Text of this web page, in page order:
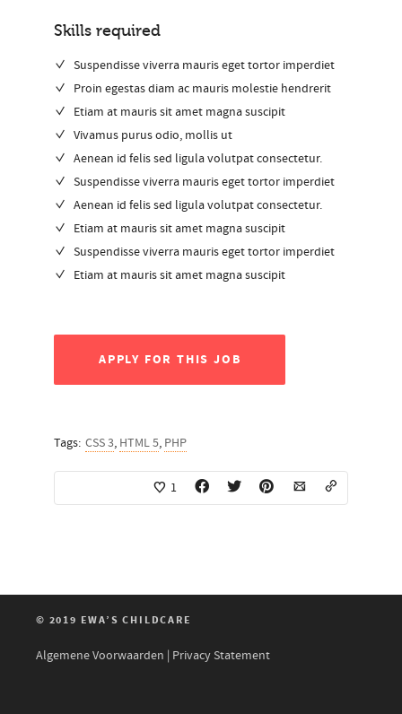
Skills required
Suspendisse viverra mauris eget tortor imperdiet
Proin egestas diam ac mauris molestie hendrerit
Etiam at mauris sit amet magna suscipit
Vivamus purus odio, mollis ut
Aenean id felis sed ligula volutpat consectetur.
Suspendisse viverra mauris eget tortor imperdiet
Aenean id felis sed ligula volutpat consectetur.
Etiam at mauris sit amet magna suscipit
Suspendisse viverra mauris eget tortor imperdiet
Etiam at mauris sit amet magna suscipit
APPLY FOR THIS JOB
Tags: CSS 3, HTML 5, PHP
1
© 2019 EWA’S CHILDCARE
Algemene Voorwaarden | Privacy Statement